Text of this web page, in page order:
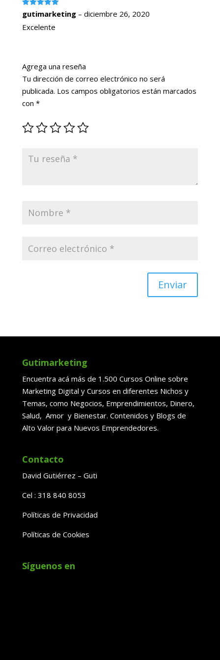
Valorado
con5de 5
gutimarketing – diciembre 26, 2020
Excelente
Agrega una reseña
Tu dirección de correo electrónico no será
publicada. Los campos obligatorios están marcados
con *
Enviar
Gutimarketing
Encuentra acá más de 1.500 Cursos Online sobre
Marketing Digital y Cursos en diferentes Nichos y
Temas, como Negocios, Emprendimientos, Dinero,
Salud, Amor y Bienestar. Contenidos y Blogs de
Alto Valor para Nuevos Emprendedores.
Contacto
David Gutiérrez – Guti
Cel : 318 840 8053
Políticas de Privacidad
Políticas de Cookies
Síguenos en